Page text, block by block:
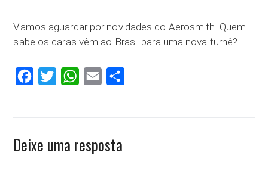
Vamos aguardar por novidades do Aerosmith. Quem
sabe os caras vêm ao Brasil para uma nova turnê?
FacebookTwitter WhatsApp
Email
Deixe uma resposta